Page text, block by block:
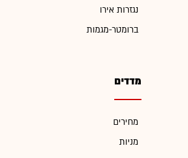
נגזרות אירו
ברומטר-מגמות
מדדים
מחירים
מניות